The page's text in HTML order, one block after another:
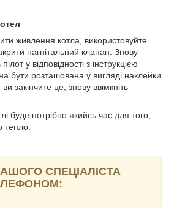
живлення котла, використовуйте
нагнітальний клапан. Знову
пілот у відповідності з інструкцією
бути розташована у вигляді наклейки
закінчите це, знову ввімкніть
буде потрібно якийсь час для того,
тепло.
СПЕЦІАЛІСТА